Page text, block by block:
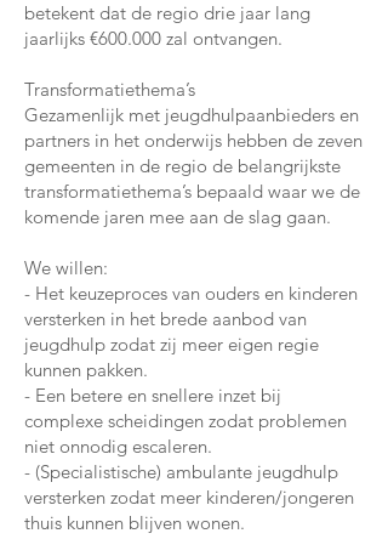
betekent dat de regio drie jaar lang
jaarlijks €600.000 zal ontvangen.
Transformatiethema’s
Gezamenlijk met jeugdhulpaanbieders en
partners in het onderwijs hebben de zeven
gemeenten in de regio de belangrijkste
transformatiethema’s bepaald waar we de
komende jaren mee aan de slag gaan.
We willen:
- Het keuzeproces van ouders en kinderen
versterken in het brede aanbod van
jeugdhulp zodat zij meer eigen regie
kunnen pakken.
- Een betere en snellere inzet bij
complexe scheidingen zodat problemen
niet onnodig escaleren.
- (Specialistische) ambulante jeugdhulp
versterken zodat meer kinderen/jongeren
thuis kunnen blijven wonen.